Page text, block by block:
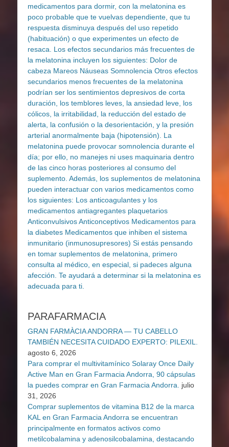
PARAFARMACIA
GRAN FARMÀCIA ANDORRA — TU CABELLO
TAMBIÉN NECESITA CUIDADO EXPERTO: PILEXIL.
agosto 6, 2026
Para comprar el multivitamínico Solaray Once Daily
Active Man en Gran Farmacia Andorra, 90 cápsulas
la puedes comprar en Gran Farmacia Andorra.
julio
31, 2026
Comprar suplementos de vitamina B12 de la marca
KAL en Gran Farmacia Andorra se encuentran
principalmente en formatos activos como
metilcobalamina y adenosilcobalamina, destacando